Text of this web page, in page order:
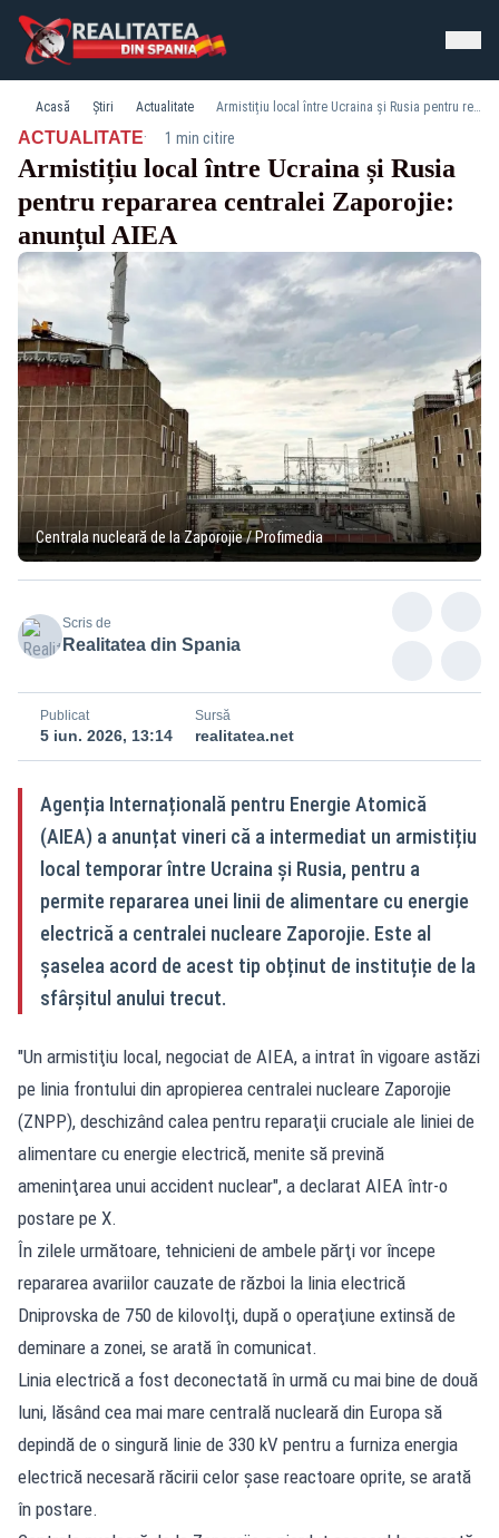
Acasă Știri Actualitate Armistițiu local între Ucraina și Rusia pentru repararea centralei Zaporojie: anunțul AIEA
ACTUALITATE· 1 min citire
Armistițiu local între Ucraina și Rusia
pentru repararea centralei Zaporojie:
anunțul AIEA
Centrala nucleară de la Zaporojie / Profimedia
Scris de
Realitatea din Spania
Publicat
5 iun. 2026, 13:14
Sursă
realitatea.net
Agenția Internațională pentru Energie Atomică
(AIEA) a anunțat vineri că a intermediat un armistițiu
local temporar între Ucraina și Rusia, pentru a
permite repararea unei linii de alimentare cu energie
electrică a centralei nucleare Zaporojie. Este al
șaselea acord de acest tip obținut de instituție de la
sfârșitul anului trecut.
"Un armistiţiu local, negociat de AIEA, a intrat în vigoare astăzi
pe linia frontului din apropierea centralei nucleare Zaporojie
(ZNPP), deschizând calea pentru reparaţii cruciale ale liniei de
alimentare cu energie electrică, menite să prevină
ameninţarea unui accident nuclear", a declarat AIEA într-o
postare pe X.
În zilele următoare, tehnicieni de ambele părţi vor începe
repararea avariilor cauzate de război la linia electrică
Dniprovska de 750 de kilovolţi, după o operaţiune extinsă de
deminare a zonei, se arată în comunicat.
Linia electrică a fost deconectată în urmă cu mai bine de două
luni, lăsând cea mai mare centrală nucleară din Europa să
depindă de o singură linie de 330 kV pentru a furniza energia
electrică necesară răcirii celor şase reactoare oprite, se arată
în postare.